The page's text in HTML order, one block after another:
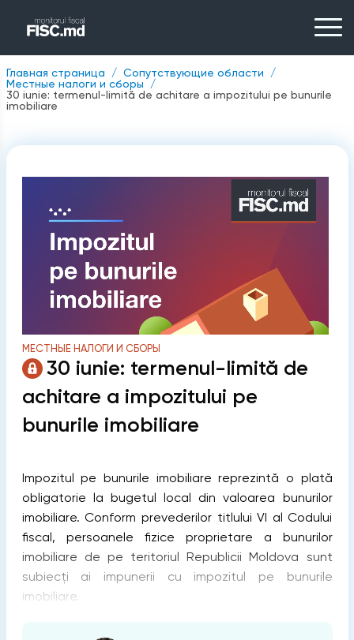
Главная страница
Сопутствующие области
Местные налоги и сборы
30 iunie: termenul-limită de achitare a impozitului pe bunurile
imobiliare
МЕСТНЫЕ НАЛОГИ И СБОРЫ
30 iunie: termenul-limită de
achitare a impozitului pe
bunurile imobiliare
Impozitul pe bunurile imobiliare reprezintă o plată
obligatorie la bugetul local din valoarea bunurilor
imobiliare. Conform prevederilor titlului VI al Codului
fiscal, persoanele fizice proprietare a bunurilor
imobiliare de pe teritoriul Republicii Moldova sunt
subiecți ai impunerii cu impozitul pe bunurile
imobiliare.